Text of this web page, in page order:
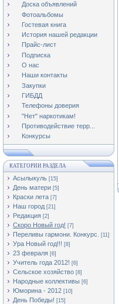
Доска объявлений
Фотоальбомы
Гостевая книга
История нашей редакции
Прайс-лист
Подписка
О нас
Наши контакты
Закупки
ГИБДД
Телефоны доверия
"Нет" наркотикам!
Противодействие терр...
Конкурсы
КАТЕГОРИИ РАЗДЕЛА
Асылыкуль [15]
День матери [5]
Краски лета [7]
Наш город [21]
Редакция [2]
Скоро Новый год! [7]
Переливы гармони. Конкурс. [11]
Ура Новый год!!! [8]
23 февраля [6]
Учитель года 2012! [6]
Сельское хозяйство [8]
Народные коллективы [6]
Юморина - 2012 [10]
День Победы! [15]